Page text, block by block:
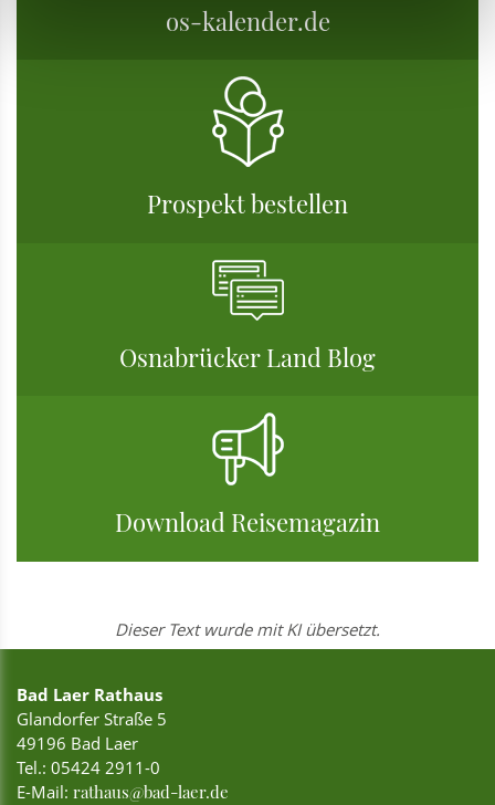
os-kalender.de
Prospekt bestellen
Osnabrücker Land Blog
Download Reisemagazin
Dieser Text wurde mit KI übersetzt.
Bad Laer Rathaus
Glandorfer Straße 5
49196 Bad Laer
Tel.: 05424 2911-0
E-Mail: rathaus@bad-laer.de